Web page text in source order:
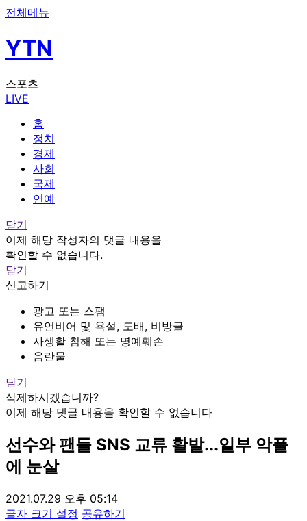
전체메뉴
YTN
스포츠
LIVE
홈
정치
경제
사회
국제
연예
닫기
이제 해당 작성자의 댓글 내용을
확인할 수 없습니다.
닫기
신고하기
광고 또는 스팸
유언비어 및 욕설, 도배, 비방글
사생활 침해 또는 명예훼손
음란물
닫기
삭제하시겠습니까?
이제 해당 댓글 내용을 확인할 수 없습니다
선수와 팬들 SNS 교류 활발...일부 악플
에 눈살
2021.07.29 오후 05:14
글자 크기 설정 공유하기